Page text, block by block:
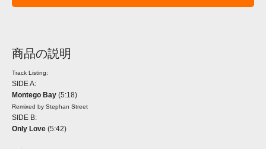
商品の説明
Track Listing:
SIDE A:
Montego Bay (5:18)
Remixed by Stephan Street
SIDE B:
Only Love (5:42)